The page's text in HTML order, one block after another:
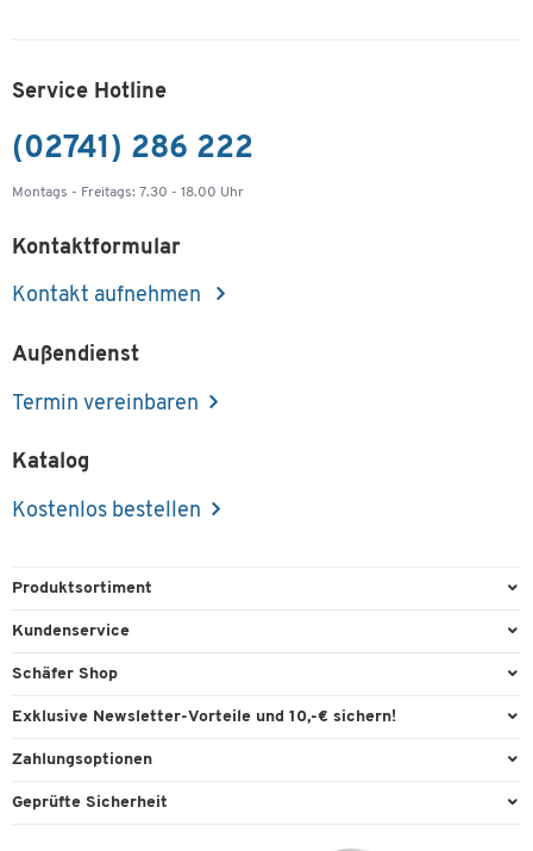
Service Hotline
(02741) 286 222
Montags - Freitags: 7.30 - 18.00 Uhr
Kontaktformular
Kontakt aufnehmen
Außendienst
Termin vereinbaren
Katalog
Kostenlos bestellen
Produktsortiment
Büroausstattung
Reinigung & Hygiene
Technik
Kundenservice
Direktbestellung
Kontaktformulare
Lieferinformationen
Schäfer Shop
Services & Leistungen
Workplace Solutions
Exklusive Newsletter-Vorteile und 10,-€ sichern!
Willkommensgutschein
Zahlungsoptionen
Paypal
Geprüfte Sicherheit